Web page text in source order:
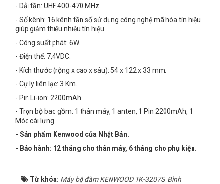
- Dải tần: UHF 400-470 MHz.
- Số kênh: 16 kênh tần số sử dụng công nghệ mã hóa tín hiệu
giúp giảm thiểu nhiễu tín hiệu.
- Công suất phát: 6W.
- Điện thế: 7,4VDC.
- Kích thước (rộng x cao x sâu): 54 x 122 x 33 mm.
- Cự ly liên lạc: 3 Km.
- Pin Li-ion: 2200mAh.
- Trọn bộ bao gồm: 1 thân máy, 1 anten, 1 Pin 2200mAh, 1
Móc cài lưng.
- Sản phẩm Kenwood của Nhật Bản.
- Bảo hành: 12 tháng cho thân máy, 6 tháng cho phụ kiện.
Từ khóa: Máy bộ đàm KENWOOD TK-3207S, Bình